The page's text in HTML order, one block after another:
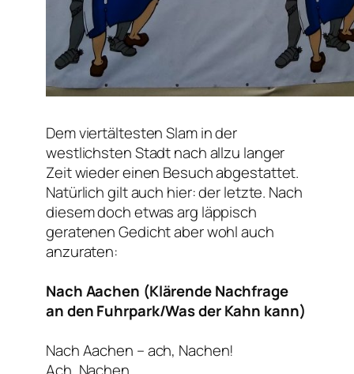
Dem viertältesten Slam in der
westlichsten Stadt nach allzu langer
Zeit wieder einen Besuch abgestattet.
Natürlich gilt auch hier: der letzte. Nach
diesem doch etwas arg läppisch
geratenen Gedicht aber wohl auch
anzuraten:
Nach Aachen (Klärende Nachfrage
an den Fuhrpark/Was der Kahn kann)
Nach Aachen – ach, Nachen!